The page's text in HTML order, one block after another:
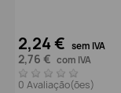
2,24 € sem IVA
2,76 € com IVA
0 Avaliação(ões)